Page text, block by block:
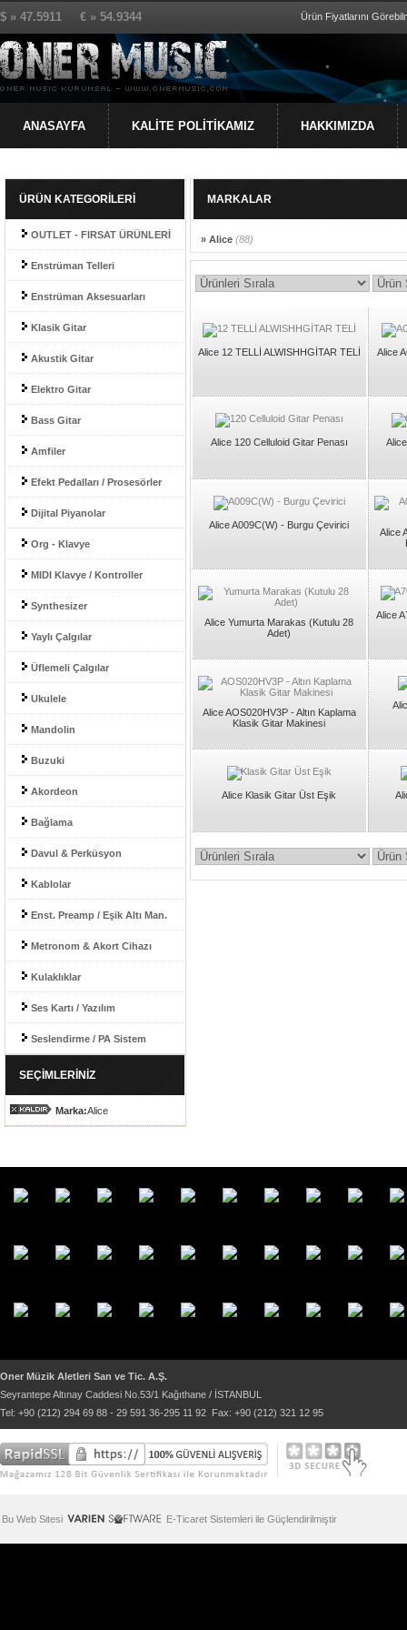
$ » 47.5911 € » 54.9344 Ürün Fiyatlarını
ANASAYFA KALİTE POLİTİKAMIZ HAKKIMIZDA
ÜRÜN KATEGORİLERİ
OUTLET - FIRSAT ÜRÜNLERİ
Enstrüman Telleri
Enstrüman Aksesuarları
Klasik Gitar
Akustik Gitar
Elektro Gitar
Bass Gitar
Amfiler
Efekt Pedalları / Prosesörler
Dijital Piyanolar
Org - Klavye
MIDI Klavye / Kontroller
Synthesizer
Yaylı Çalgılar
Üflemeli Çalgılar
Ukulele
Mandolin
Buzuki
Akordeon
Bağlama
Davul & Perküsyon
Kablolar
Enst. Preamp / Eşik Altı Man.
Metronom & Akort Cihazı
Kulaklıklar
Ses Kartı / Yazılım
Seslendirme / PA Sistem
SEÇİMLERİNİZ
Marka:Alice
MARKALAR
» Alice (88)
Alice 12 TELLİ ALWISHHGİTAR TELİ Alice
Alice 120 Celluloid Gitar Penası
Alice A009C(W) - Burgu Çevirici
Alice
Alice Yumurta Marakas (Kutulu 28
Adet)
Alice
Alice AOS020HV3P - Altın Kaplama
Klasik Gitar Makinesi
Alice Klasik Gitar Üst Eşik
Oner Müzik Aletleri San ve Tic. A.Ş.
Seyrantepe Altınay Caddesi No.53/1 Kağıthane / İSTANBUL
Tel: +90 (212) 294 69 88 - 29 591 36-295 11 92 Fax: +90 (212) 321 12 95
Bu Web Sitesi E-Ticaret Sistemleri ile Güçlendirilmiştir